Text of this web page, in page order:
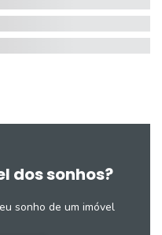
dos sonhos?
sonho de um imóvel